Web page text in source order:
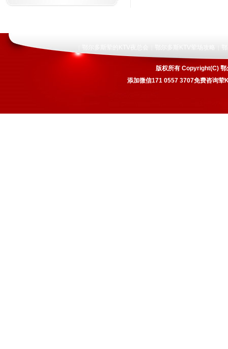
版权所有 Copyright(C) 鄂
添加微信171 0557 3707免费咨询荤